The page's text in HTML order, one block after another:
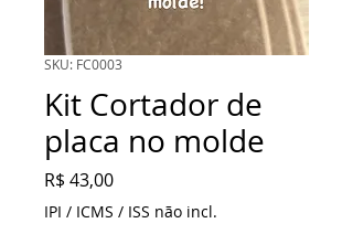
SKU: FC0003
Kit Cortador de
placa no molde
R$ 43,00Preço
IPI / ICMS / ISS não incl.